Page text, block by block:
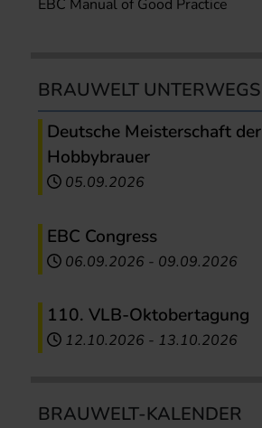
EBC Manual of Good Practice
BRAUWELT UNTERWEGS
Deutsche Meisterschaft der
Hobbybrauer
05.09.2026
EBC Congress
06.09.2026 - 09.09.2026
110. VLB-Oktobertagung
12.10.2026 - 13.10.2026
BRAUWELT-KALENDER